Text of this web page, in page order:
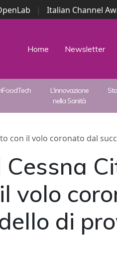
| Italian Channel
| ...
Home Newsletter
L'innovazione
nella Sanità
con il volo coronato dal
volo
di